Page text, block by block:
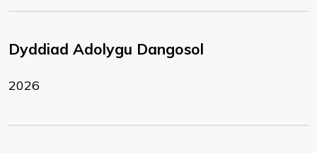
Dyddiad Adolygu Dangosol
2026